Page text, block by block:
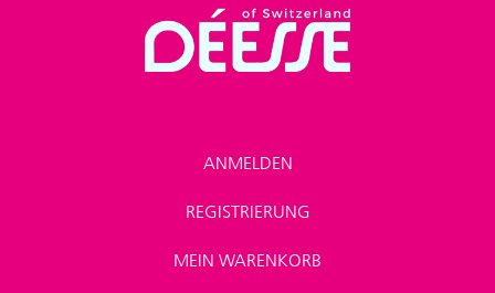
ANMELDEN
REGISTRIERUNG
MEIN WARENKORB